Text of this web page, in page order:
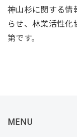
神山杉に関する情
らせ、林業活性
第です。
MENU